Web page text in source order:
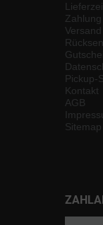
Zahlung
Versand
Pickup-
Kontakt
AGB
Sitemap